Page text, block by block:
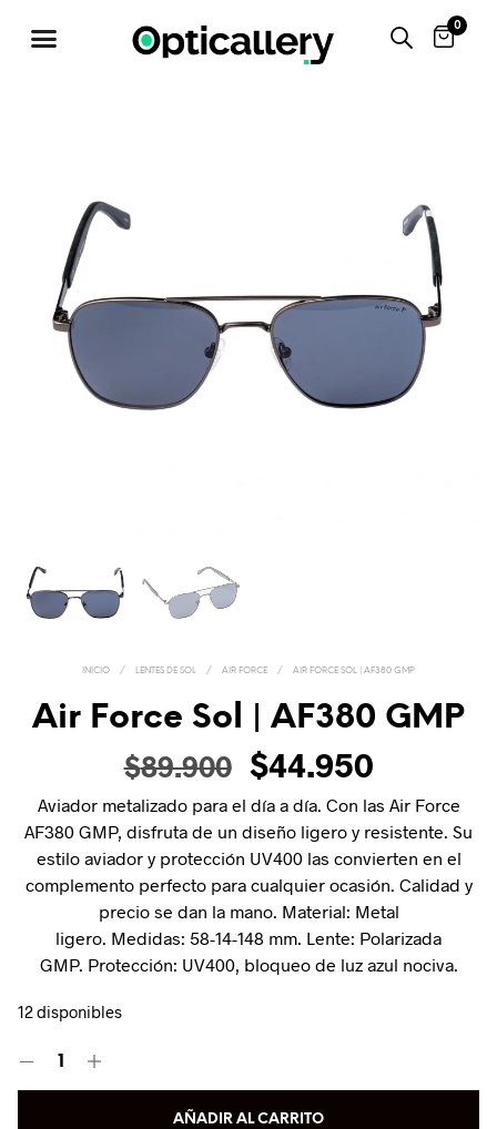
0
INICIO / LENTES DE SOL / AIR FORCE / AIR FORCE SOL | AF380 GMP
Air Force Sol | AF380 GMP
$89.900 $44.950
Aviador metalizado para el día a día. Con las Air Force
AF380 GMP, disfruta de un diseño ligero y resistente. Su
estilo aviador y protección UV400 las convierten en el
complemento perfecto para cualquier ocasión. Calidad y
precio se dan la mano. Material: Metal
ligero. Medidas: 58-14-148 mm. Lente: Polarizada
GMP. Protección: UV400, bloqueo de luz azul nociva.
12 disponibles
AÑADIR AL CARRITO